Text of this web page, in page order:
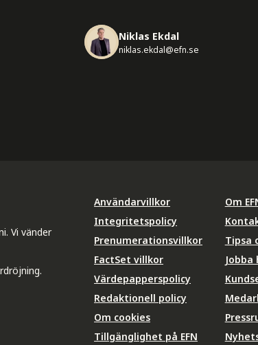
Niklas Ekdal
niklas.ekdal@efn.se
Vi vänder
Användarvillkor
Integritetspolicy
Prenumerationsvillkor
FactSet villkor
Värdepapperspolicy
Redaktionell policy
Om cookies
Tillgänglighet på EFN
Om
Tipsa
Jobba